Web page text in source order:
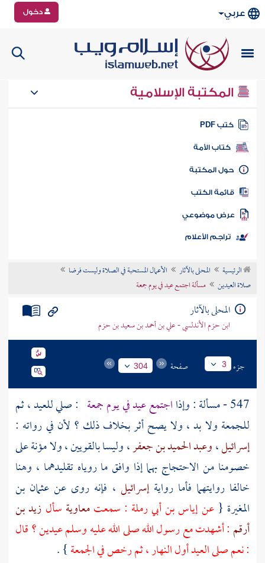
عربي دخول
المكتبة الإسلامية
كتب PDF
كتاب الأمة
المكتبة
الكتب
موضوعي
تراجم الأعلام
الرئيسية المحلى بالآثار
الأعمال المستحبة في الصلاة وليست فرضا
صلاة العيدين
مسألة اجتمع عيد في يوم جمعة
المحلى بالآثار
ابن حزم الأندلسي - علي بن أحمد بن سعيد بن حزم
جزء 3 صفحة 304
547 - مسألة : وإذا اجتمع عيد في يوم جمعة : صلي للعيد ، ثم
للجمعة ولا بد ، ولا يصح أثر بخلاف ذلك ؟ لأن في رواته :
إسرائيل،وعبد الحميد بن جعفر، وليسا بالقويين ، ولا مؤنة على
خصومنا من الاحتجاج بهما إذا وافق ما روياه تقليدهما ، وهنا
خالفا روايتهما فأما روايةإسرائيل ، فإنه روى عن عثمان بن
المغيرة {عنإياس بن أبي رملة : سمعتمعاوية سأل زيد بن
أرقم : أشهدت مع رسول الله صلى الله عليه وسلم عيدين ؟ قال
: نعم صلى العيد أول النهار ، ثم رخص في الجمعة} .